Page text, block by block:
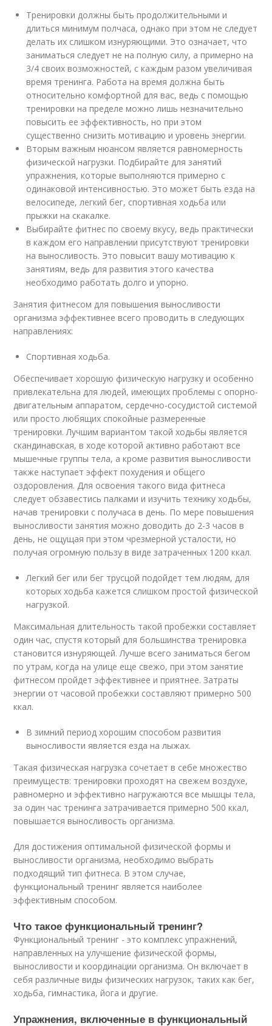
Тренировки должны быть продолжительными и
длиться минимум полчаса, однако при этом не следует
делать их слишком изнуряющими. Это означает, что
заниматься следует не на полную силу, а примерно на
3/4 своих возможностей, с каждым разом увеличивая
время тренинга. Работа на время должна быть
относительно комфортной для вас, ведь с помощью
тренировки на пределе можно лишь незначительно
повысить ее эффективность, но при этом
существенно снизить мотивацию и уровень энергии.
Вторым важным нюансом является равномерность
физической нагрузки. Подбирайте для занятий
упражнения, которые выполняются примерно с
одинаковой интенсивностью. Это может быть езда на
велосипеде, легкий бег, спортивная ходьба или
прыжки на скакалке.
Выбирайте фитнес по своему вкусу, ведь практически
в каждом его направлении присутствуют тренировки
на выносливость. Это повысит вашу мотивацию к
занятиям, ведь для развития этого качества
необходимо работать долго и упорно.
Занятия фитнесом для повышения выносливости
организма эффективнее всего проводить в следующих
направлениях:
Спортивная ходьба.
Обеспечивает хорошую физическую нагрузку и особенно
привлекательна для людей, имеющих проблемы с опорно-
двигательным аппаратом, сердечно-сосудистой системой
или просто любящих спокойные размеренные
тренировки. Лучшим вариантом такой ходьбы является
скандинавская, в ходе которой активно работают все
мышечные группы тела, а кроме развития выносливости
также наступает эффект похудения и общего
оздоровления. Для освоения такого вида фитнеса
следует обзавестись палками и изучить технику ходьбы,
начав тренировки с получаса в день. По мере повышения
выносливости занятия можно доводить до 2-3 часов в
день, не ощущая при этом чрезмерной усталости, но
получая огромную пользу в виде затраченных 1200 ккал.
Легкий бег или бег трусцой подойдет тем людям, для
которых ходьба кажется слишком простой физической
нагрузкой.
Максимальная длительность такой пробежки составляет
один час, спустя который для большинства тренировка
становится изнуряющей. Лучше всего заниматься бегом
по утрам, когда на улице еще свежо, при этом занятие
фитнесом пройдет эффективнее и приятнее. Затраты
энергии от часовой пробежки составляют примерно 500
ккал.
В зимний период хорошим способом развития
выносливости является езда на лыжах.
Такая физическая нагрузка сочетает в себе множество
преимуществ: тренировки проходят на свежем воздухе,
равномерно и эффективно нагружаются все мышцы тела,
за один час тренинга затрачивается примерно 500 ккал,
повышается выносливость организма.
Для достижения оптимальной физической формы и
выносливости организма, необходимо выбрать
подходящий тип фитнеса. В этом случае,
функциональный тренинг является наиболее
эффективным способом.
Что такое функциональный тренинг?
Функциональный тренинг - это комплекс упражнений,
направленных на улучшение физической формы,
выносливости и координации организма. Он включает в
себя различные виды физических нагрузок, таких как бег,
ходьба, гимнастика, йога и другие.
Упражнения, включенные в функциональный